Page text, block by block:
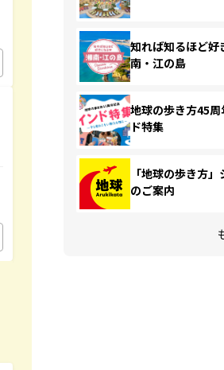
知れば知るほど好
南・江の島
地球の歩き方45周
ド特集
「地球の歩き方
のご案内